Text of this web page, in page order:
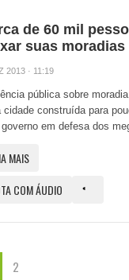
de 60 mil
suas moradias
2013 · 11:19
pública sobre
cidade construída para
em defesa dos
MAIS
COM ÁUDIO
2